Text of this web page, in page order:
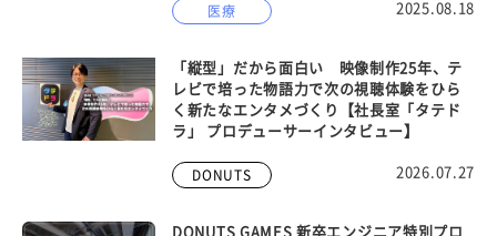
医療 2025.08.18
DONUTS 2026.07.27
「縦型」だから面白い 映像制作25年、テ
レビで培った物語力で次の視聴体験をひら
く新たなエンタメづくり【社長室「タテド
ラ」 プロデューサーインタビュー】
DONUTS GAMES 新卒エンジニア特別プロ